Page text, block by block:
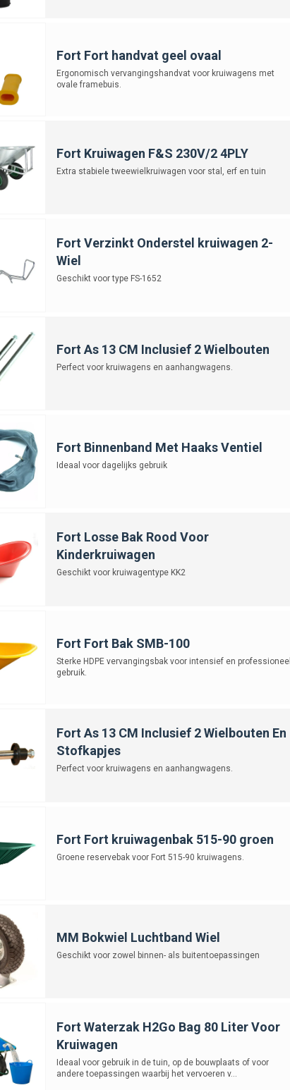
Fort Fort handvat geel ovaal
Ergonomisch vervangingshandvat voor kruiwagens met
ovale framebuis.
Fort Kruiwagen F&S 230V/2 4PLY
Extra stabiele tweewielkruiwagen voor stal, erf en tuin
Fort Verzinkt Onderstel kruiwagen 2-
Wiel
Geschikt voor type FS-1652
Fort As 13 CM Inclusief 2 Wielbouten
Perfect voor kruiwagens en aanhangwagens.
Fort Binnenband Met Haaks Ventiel
Ideaal voor dagelijks gebruik
Fort Losse Bak Rood Voor
Kinderkruiwagen
Geschikt voor kruiwagentype KK2
Fort Fort Bak SMB-100
Sterke HDPE vervangingsbak voor intensief en professioneel
gebruik.
Fort As 13 CM Inclusief 2 Wielbouten En
Stofkapjes
Perfect voor kruiwagens en aanhangwagens.
Fort Fort kruiwagenbak 515-90 groen
Groene reservebak voor Fort 515-90 kruiwagens.
MM Bokwiel Luchtband Wiel
Geschikt voor zowel binnen- als buitentoepassingen
Fort Waterzak H2Go Bag 80 Liter Voor
Kruiwagen
Ideaal voor gebruik in de tuin, op de bouwplaats of voor
andere toepassingen waarbij het vervoeren v...